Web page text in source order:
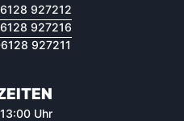
927212
927216
927211
Uhr